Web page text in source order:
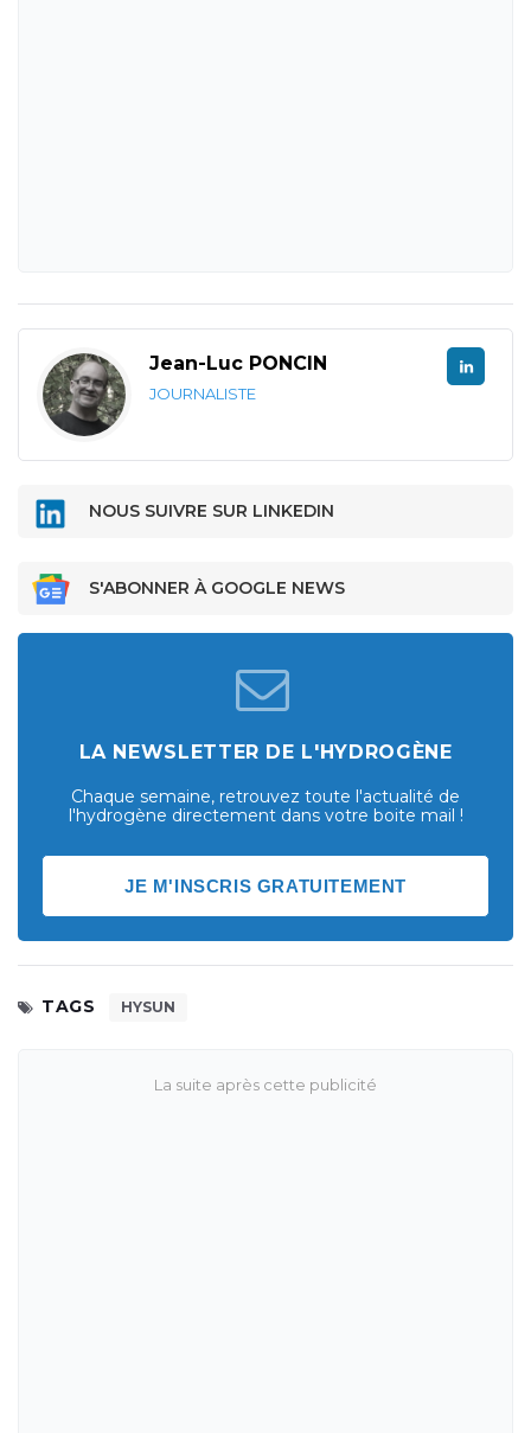
Jean-Luc PONCIN
JOURNALISTE
NOUS SUIVRE SUR LINKEDIN
S'ABONNER À GOOGLE NEWS
LA NEWSLETTER DE L'HYDROGÈNE
Chaque semaine, retrouvez toute l'actualité de
l'hydrogène directement dans votre boite mail !
JE M'INSCRIS GRATUITEMENT
TAGS HYSUN